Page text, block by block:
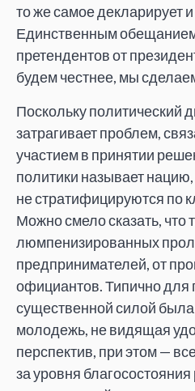
то же самое декларирует
Единственным
претендентов от
будем честнее, мы
Поскольку политический
затрагивает проблем,
участием в принятии
политики называет
не стратифицируются по
Можно смело сказать, что
люмпенизированных
предпринимателей, от
официантов. Типично для
существенной силой
молодежь, не видящая
перспектив, при этом —
за уровня